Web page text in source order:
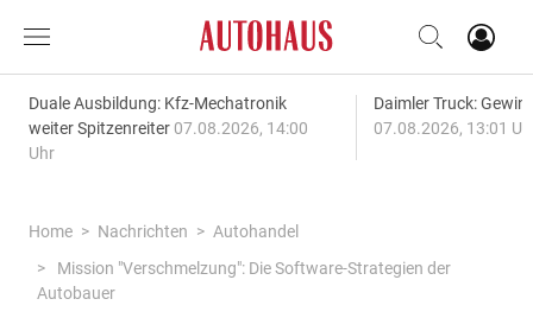
Duale Ausbildung: Kfz-Mechatronik
weiter Spitzenreiter 07.08.2026, 14:00
Uhr
Daimler Truck:
07.08.2026, 13:01
Home Nachrichten
Autohandel
Mission "Verschmelzung": Die Software-Strategien der
Autobauer